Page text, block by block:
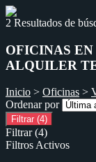
2 Resultados de
OFICINAS
ALQUILER
Inicio > Oficinas >
Ordenar por
Filtrar (4)
Filtrar (4)
Filtros Activos